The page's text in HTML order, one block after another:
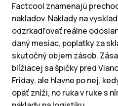
Factcool znamenajú
nákladov. Náklady na
odzrkadľovať reálne
daný mesiac, poplatky za
skutočný objem zásob.
blížiacej sa špičky pred
Friday, ale hlavne po nej,
opäť zníži, no ruka v ruke s